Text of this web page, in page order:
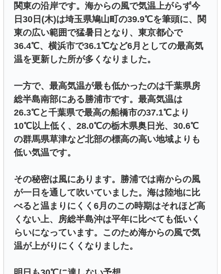
関東の沿岸です。海からの風で気温上がらず今
日30日(木)は埼玉県鳩山町の39.9℃を筆頭に、関
東の広い範囲で猛暑日となり、東京都心で
36.4℃、横浜市で36.1℃など6月としての最高気
温を更新した所が多くなりました。
一方で、最高気温が最も低かったのは千葉県房
総半島南部にある勝浦市です。最高気温は
26.3℃と千葉県で最高の船橋市の37.1℃より
10℃以上低く、28.0℃の栃木県奥日光、30.6℃
の群馬県草津など北部の標高の高い地域よりも
低い気温です。
その秘密は風にあります。勝浦では南からの風
が一日を通して吹いていました。海は陸地に比
べると温まりにくく6月のこの時期はそれほど高
くない上、房総半島沖は平年に比べても低いく
らいになっています。このため海からの風で気
温が上がりにくくなりました。